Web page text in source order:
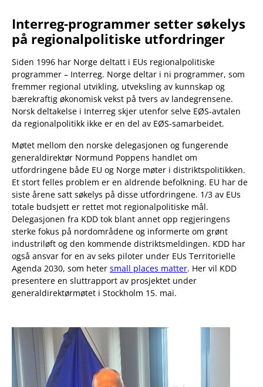
Interreg-programmer setter søkelys
på regionalpolitiske utfordringer
Siden 1996 har Norge deltatt i EUs regionalpolitiske
programmer – Interreg. Norge deltar i ni programmer, som
fremmer regional utvikling, utveksling av kunnskap og
bærekraftig økonomisk vekst på tvers av landegrensene.
Norsk deltakelse i Interreg skjer utenfor selve EØS-avtalen
da regionalpolitikk ikke er en del av EØS-samarbeidet.
Møtet mellom den norske delegasjonen og fungerende
generaldirektør Normund Poppens handlet om
utfordringene både EU og Norge møter i distriktspolitikken.
Et stort felles problem er en aldrende befolkning. EU har de
siste årene satt søkelys på disse utfordringene. 1/3 av EUs
totale budsjett er rettet mot regionalpolitiske mål.
Delegasjonen fra KDD tok blant annet opp regjeringens
sterke fokus på nordområdene og informerte om grønt
industriløft og den kommende distriktsmeldingen. KDD har
også ansvar for en av seks piloter under EUs Territorielle
Agenda 2030, som heter small places matter. Her vil KDD
presentere en sluttrapport av prosjektet under
generaldirektørmøtet i Stockholm 15. mai.